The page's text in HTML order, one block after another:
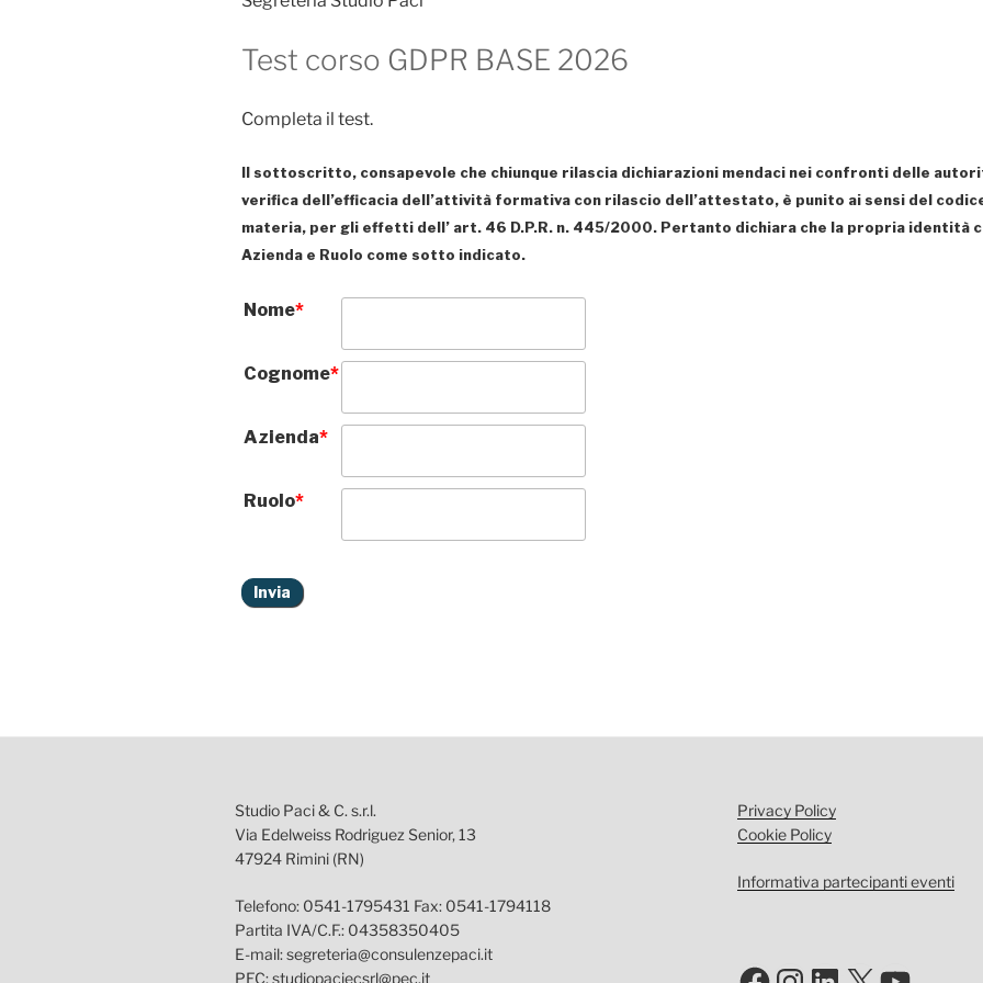
Test corso GDPR BASE 2026
Completa il test.
Il sottoscritto, consapevole che chiunque rilascia dichiarazioni mendaci nei confronti delle
verifica dell’efficacia dell’attività formativa con rilascio dell’attestato, è punito ai sensi del
materia, per gli effetti dell’ art. 46 D.P.R. n. 445/2000. Pertanto dichiara che la propria identità
Azienda e Ruolo come sotto indicato.
Nome*
Cognome*
Azienda*
Ruolo*
Studio Paci & C. s.r.l.
Via Edelweiss Rodriguez Senior, 13
47924 Rimini (RN)
Telefono: 0541-1795431 Fax: 0541-1794118
Partita IVA/C.F.: 04358350405
E-mail: segreteria@consulenzepaci.it
PEC: studiopaciecsrl@pec.it
Privacy Policy
Cookie Policy
Informativa partecipanti eventi